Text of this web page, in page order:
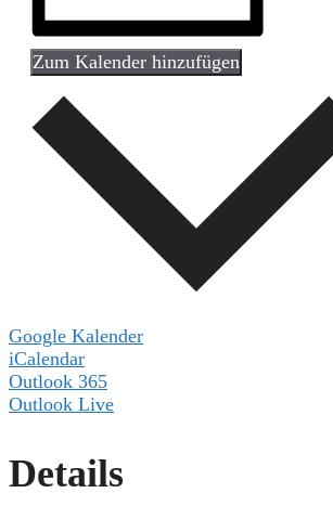
Zum Kalender hinzufügen
Google Kalender
iCalendar
Outlook 365
Outlook Live
Details